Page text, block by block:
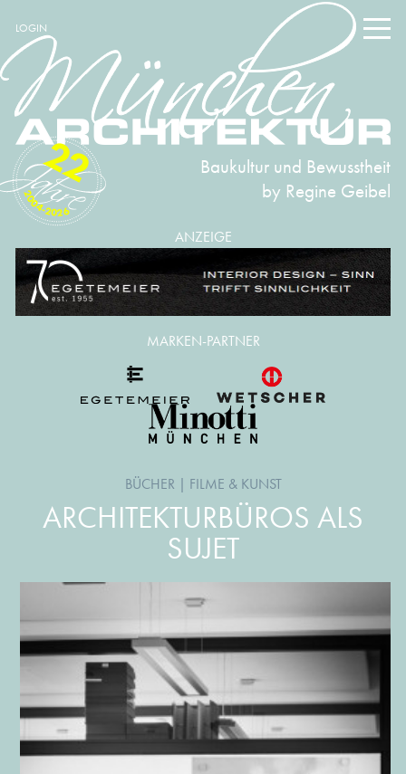
LOGIN
Baukultur und Bewusstheit
by Regine Geibel
2004-2026
22
ANZEIGE
BÜCHER | FILME & KUNST
ARCHITEKTURBÜROS ALS
SUJET